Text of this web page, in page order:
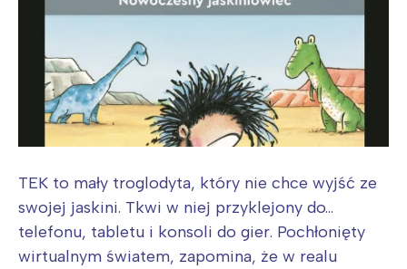
TEK to mały troglodyta, który nie chce wyjść ze
swojej jaskini. Tkwi w niej przyklejony do…
telefonu, tabletu i konsoli do gier. Pochłonięty
wirtualnym światem, zapomina, że w realu